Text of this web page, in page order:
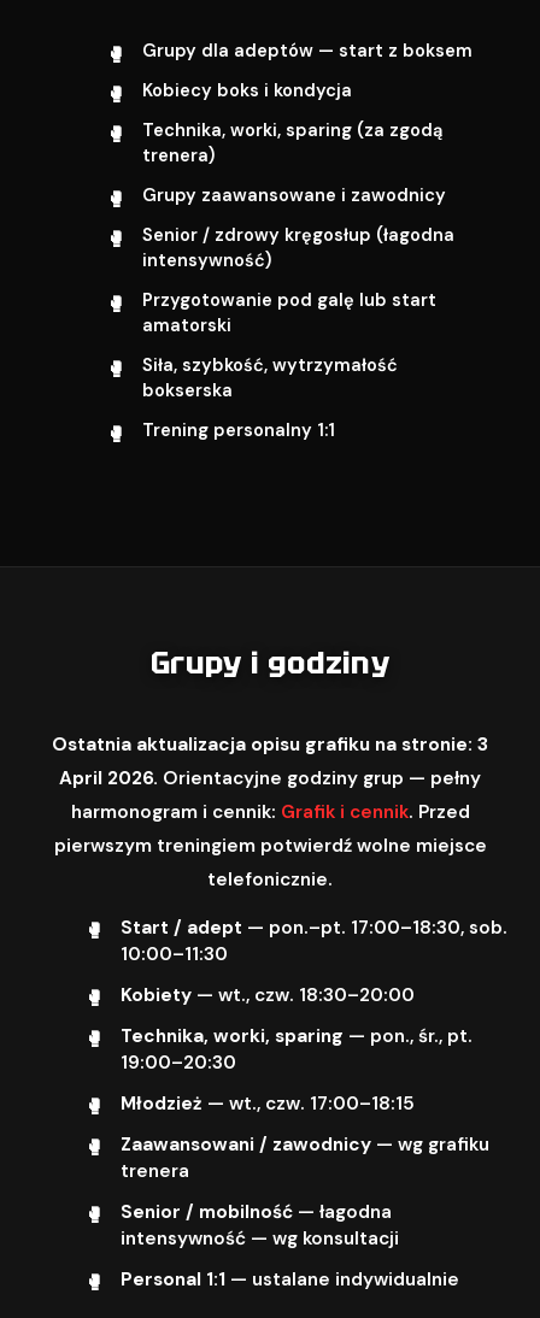
Grupy dla adeptów — start z boksem
Kobiecy boks i kondycja
Technika, worki, sparing (za zgodą
trenera)
Grupy zaawansowane i zawodnicy
Senior / zdrowy kręgosłup (łagodna
intensywność)
Przygotowanie pod galę lub start
amatorski
Siła, szybkość, wytrzymałość
bokserska
Trening personalny 1:1
Grupy i godziny
Ostatnia aktualizacja opisu grafiku na stronie: 3
April 2026. Orientacyjne godziny grup — pełny
harmonogram i cennik: Grafik i cennik. Przed
pierwszym treningiem potwierdź wolne miejsce
telefonicznie.
Start / adept — pon.–pt. 17:00–18:30, sob.
10:00–11:30
Kobiety— wt., czw. 18:30–20:00
Technika, worki, sparing — pon., śr., pt.
19:00–20:30
Młodzież — wt., czw. 17:00–18:15
Zaawansowani / zawodnicy— wg grafiku
trenera
Senior / mobilność— łagodna
intensywność — wg konsultacji
Personal 1:1 — ustalane indywidualnie